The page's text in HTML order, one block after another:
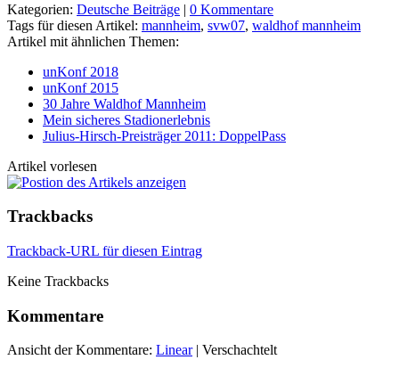
Kategorien: Deutsche Beiträge | 0 Kommentare
Tags für diesen Artikel: mannheim, svw07, waldhof mannheim
Artikel mit ähnlichen Themen:
unKonf 2018
unKonf 2015
30 Jahre Waldhof Mannheim
Mein sicheres Stadionerlebnis
Julius-Hirsch-Preisträger 2011: DoppelPass
Artikel vorlesen
Trackbacks
Trackback-URL für diesen Eintrag
Keine Trackbacks
Kommentare
Ansicht der Kommentare: Linear| Verschachtelt